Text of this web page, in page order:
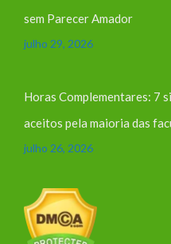
sem Parecer Amador
julho 29, 2026
Horas Complementares: 7
aceitos pela maioria das
julho 26, 2026